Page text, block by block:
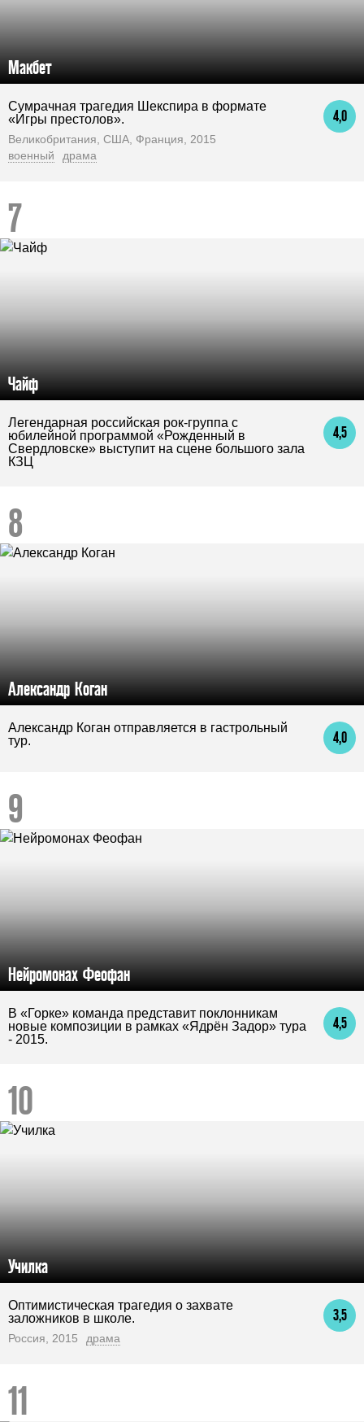
Макбет
4,0
Сумрачная трагедия Шекспира в формате
«Игры престолов».
Великобритания, США, Франция, 2015
военный
драма
Чайф
4,5
Легендарная российская рок-группа с
юбилейной программой «Рожденный в
Свердловске» выступит на сцене большого зала
КЗЦ
Александр Коган
4,0
Александр Коган отправляется в гастрольный
тур.
Нейромонах Феофан
4,5
В «Горке» команда представит поклонникам
новые композиции в рамках «Ядрён Задор» тура
- 2015.
Училка
3,5
Оптимистическая трагедия о захвате
заложников в школе.
Россия, 2015 драма